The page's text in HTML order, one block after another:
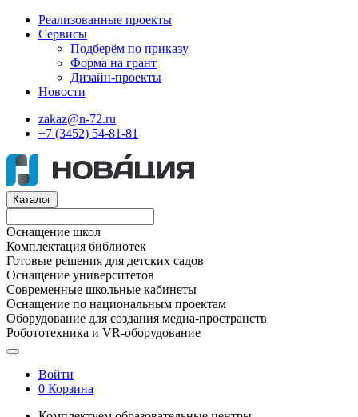
Реализованные проекты
Сервисы
Подберём по приказу
Форма на грант
Дизайн-проекты
Новости
zakaz@n-72.ru
+7 (3452) 54-81-81
Каталог
Оснащение школ
Комплектация библиотек
Готовые решения для детских садов
Оснащение университетов
Современные школьные кабинеты
Оснащение по национальным проектам
Оборудование для создания медиа-пространств
Робототехника и VR-оборудование
Войти
0 Корзина